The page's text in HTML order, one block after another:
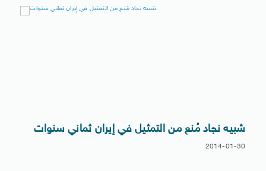
شبيه نجاد مُنع من التمثيل في إيران ثماني سنوات
2014-01-30